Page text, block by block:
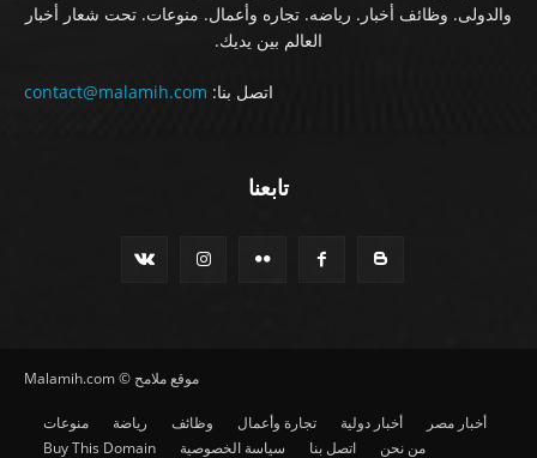
والدولى. وظائف أخبار. رياضه. تجاره وأعمال. منوعات. تحت شعار أخبار
العالم بين يديك.
اتصل بنا: contact@malamih.com
تابعنا
موقع ملامح © Malamih.com
أخبار مصر أخبار دولية تجارة وأعمال وظائف رياضة
منوعات
من نحن
اتصل بنا سياسة الخصوصية Buy This Domain